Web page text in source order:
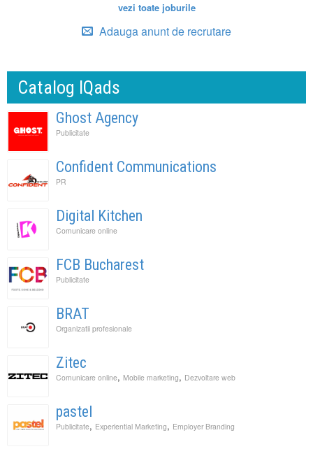
vezi toate joburile
Adauga anunt de recrutare
Catalog IQads
Ghost Agency
Publicitate
Confident Communications
PR
Digital Kitchen
Comunicare online
FCB Bucharest
Publicitate
BRAT
Organizatii profesionale
Zitec
Comunicare online, Mobile marketing, Dezvoltare web
pastel
Publicitate, Experiential Marketing, Employer Branding